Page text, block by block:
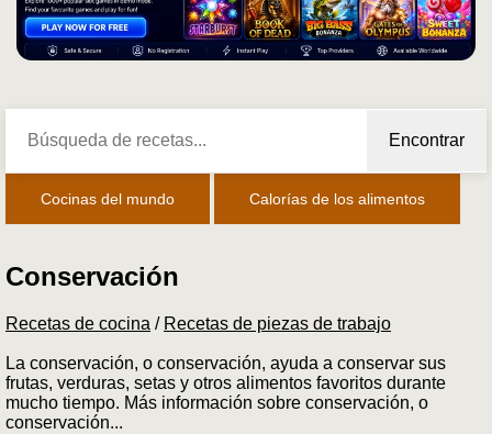
Encontrar
Cocinas del mundo Calorías de los alimentos
Conservación
Recetas de cocina / Recetas de piezas de trabajo
La conservación, o conservación, ayuda a conservar sus
frutas, verduras, setas y otros alimentos favoritos durante
mucho tiempo. Más información sobre conservación, o
conservación...